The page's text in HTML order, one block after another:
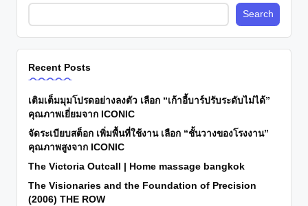
Search
Recent Posts
เติมเต็มมุมโปรดอย่างลงตัว เลือก “เก้าอี้บาร์ปรับระดับไม่ได้”
คุณภาพเยี่ยมจาก ICONIC
จัดระเบียบสต็อก เพิ่มพื้นที่ใช้งาน เลือก “ชั้นวางของโรงงาน”
คุณภาพสูงจาก ICONIC
The Victoria Outcall | Home massage bangkok
The Visionaries and the Foundation of Precision
(2006) THE ROW